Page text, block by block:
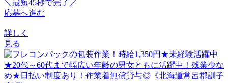
＼最短45秒で完了／
応募へ進む
詳しく
見る